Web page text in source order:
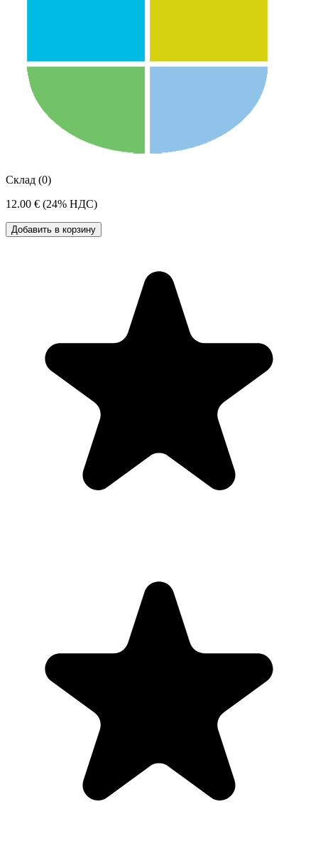
Склад (0)
12.00 € (24% НДС)
Добавить в корзину